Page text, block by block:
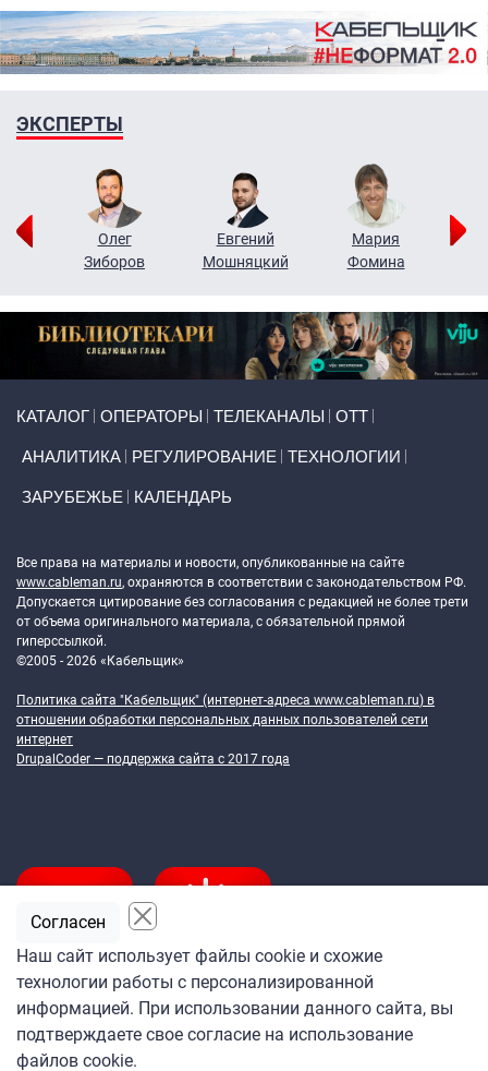
ЭКСПЕРТЫ
Олег
Зиборов
Евгений
Мошняцкий
Мария
Фомина
КАТАЛОГ ОПЕРАТОРЫ ТЕЛЕКАНАЛЫ ОТТ
АНАЛИТИКА РЕГУЛИРОВАНИЕ ТЕХНОЛОГИИ
ЗАРУБЕЖЬЕ КАЛЕНДАРЬ
Все права на материалы и новости, опубликованные на сайте
www.cableman.ru, охраняются в соответствии с законодательством РФ.
Допускается цитирование без согласования с редакцией не более трети
от объема оригинального материала, с обязательной прямой
гиперссылкой.
©2005 - 2026 «Кабельщик»
Политика сайта "Кабельщик" (интернет-адреса www.cableman.ru) в
отношении обработки персональных данных пользователей сети
интернет
DrupalCoder — поддержка сайта c 2017 года
Подпишитесь
на ежедневную рассылку
«Кабельщика»
Наш сайт использует файлы cookie и схожие
технологии работы с персонализированной
информацией. При использовании данного сайта, вы
подтверждаете свое согласие на использование
файлов cookie.
Согласен